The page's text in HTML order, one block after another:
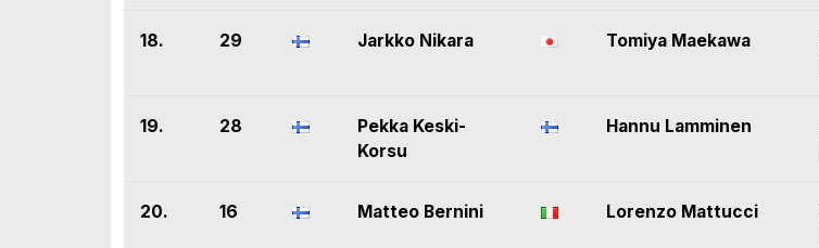
18. 29 Jarkko Nikara Tomiya Maekawa
19. 28
Pekka Keski-
Korsu
Hannu Lamminen
20. 16 Matteo Bernini Lorenzo Mattucci